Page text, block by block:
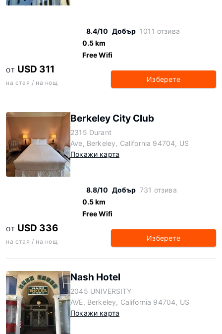
8.4/10 Добър 1011 отзива
0.5 km
Free Wifi
ОТ USD 311
на стая / на нощ Изберете
Berkeley City Club
2315 Durant
Ave, Berkeley, California 94704, US
Покажи карта
8.8/10 Добър 731 отзива
0.5 km
Free Wifi
ОТ USD 336
на стая / на нощ Изберете
Nash Hotel
2045 UNIVERSITY
AVE, Berkeley, California 94704, US
Покажи карта